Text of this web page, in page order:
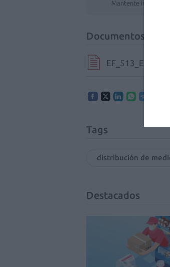
Mantente
Documentos
Tags
distribución de
Destacados